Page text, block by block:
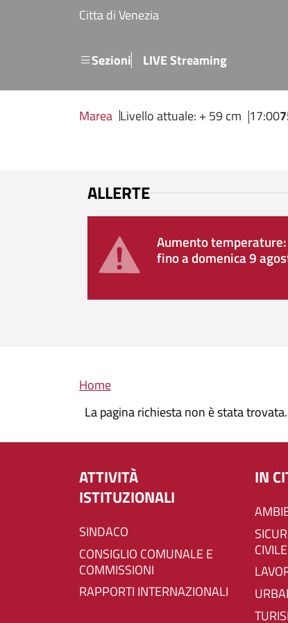
Salta al contenuto principale
Citta di Venezia
SezioniMenu secondario
LIVE Streaming
Marea Livello attuale: + 59 cm 17:00
ALLERTE
Aumento
fino a domenica 9
Briciole di pane
Home
La pagina richiesta non è stata trovata.
ATTIVITÀ
ISTITUZIONALI
SINDACO
CONSIGLIO COMUNALE E
COMMISSIONI
RAPPORTI INTERNAZIONALI
IN
SICUREZZA E PROTEZIONE
CIVILE